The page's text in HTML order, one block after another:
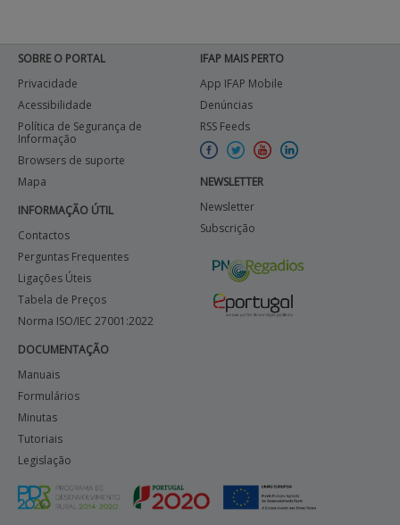
SOBRE O PORTAL
Privacidade
Acessibilidade
Política de Segurança de
Informação
Browsers de suporte
Mapa
INFORMAÇÃO ÚTIL
Contactos
Perguntas Frequentes
Ligações Úteis
Tabela de Preços
Norma ISO/IEC 27001:2022
DOCUMENTAÇÃO
Manuais
Formulários
Minutas
Tutoriais
Legislação
IFAP MAIS PERTO
App IFAP Mobile
Denúncias
RSS Feeds
NEWSLETTER
Newsletter
Subscrição